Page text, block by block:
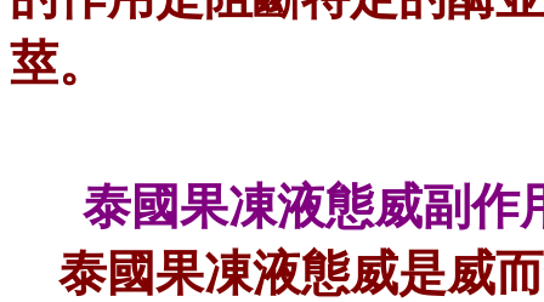
莖。
泰國果凍液態威副作
泰國果凍液態威是威